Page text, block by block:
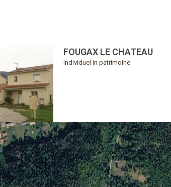
FOUGAX LE CHATEAU
individuel in patrimoine